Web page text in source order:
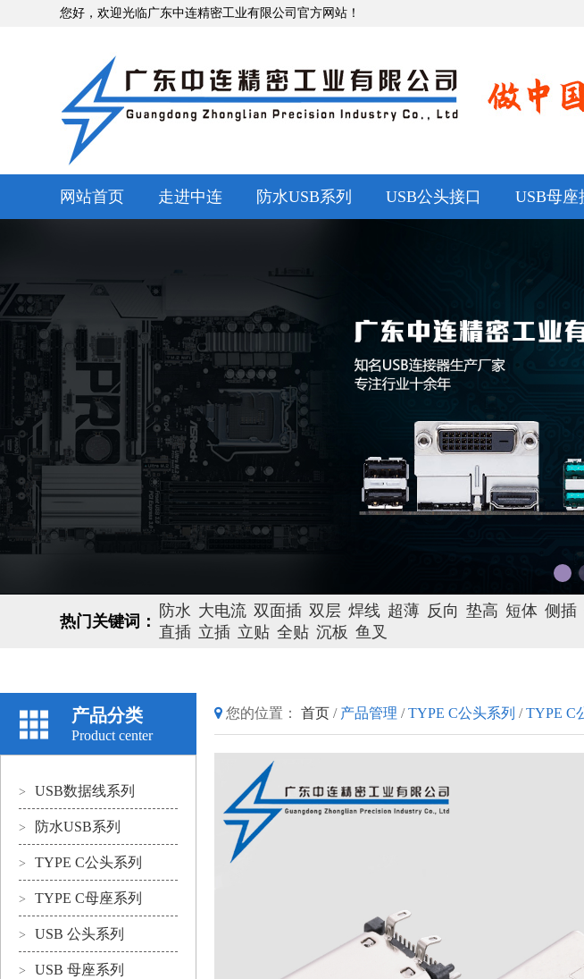
您好，欢迎光临广东中连精密工业有限公司官方网站！
网站首页 走进中连 防水USB系列 USB公头接口 USB母座
热门关键词：
防水 大电流 双面插 双层 焊线 超薄 反向 垫高 短体 侧插
直插 立插 立贴 全贴 沉板 鱼叉
产品分类
Product center
> USB数据线系列
> 防水USB系列
> TYPE C公头系列
> TYPE C母座系列
> USB 公头系列
> USB 母座系列
您的位置： 首页 / 产品管理 / TYPE C公头系列 / TYPE C